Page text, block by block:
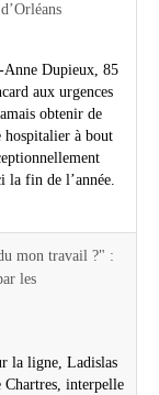
Anne Dupieux, 85
aux urgences
obtenir de
hospitalier à bout
la fin de l’année.
mon travail ?" :
les
la ligne, Ladislas
interpelle